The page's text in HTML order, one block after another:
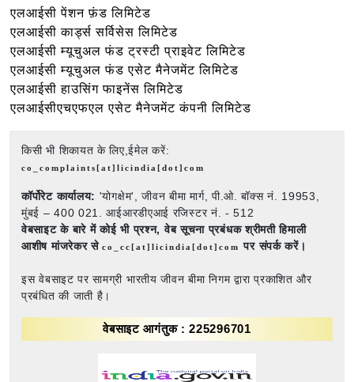
एलआईसी पेंशन फ़ंड लिमिटेड
एलआईसी कार्ड्स सर्विसेस लिमिटेड
एलआईसी म्यूचुअल फंड ट्रस्टी प्राइवेट लिमिटेड
एलआईसी म्यूचुअल फंड एसेट मैनेजमेंट लिमिटेड
एलआईसी हाउसिंग फाइनेंस लिमिटेड
एलआईसीएचएफएल एसेट मैनेजमेंट कंपनी लिमिटेड
किसी भी शिकायत के लिए,ईमेल करें:
co_complaints[at]licindia[dot]com
कॉर्पोरेट कार्यालय: 'योगक्षेम', जीवन बीमा मार्ग, पी.ओ. बॉक्स नं. 19953,
मुंबई – 400 021. आईआरडीएआई रजिस्टर नं. - 512
वेबसाइट के बारे में कोई भी प्रश्न, वेब सूचना प्रबंधक श्रीमती हिमाली
आशीष मांजरेकर सेco_cc[at]licindia[dot]comपर संपर्क करें।
इस वेबसाइट पर सामग्री भारतीय जीवन बीमा निगम द्वारा प्रकाशित और
प्रबंधित की जाती है।
वेबसाइट आगंतुक : 225296701